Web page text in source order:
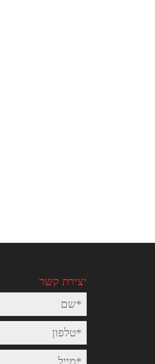
יצירת קשר